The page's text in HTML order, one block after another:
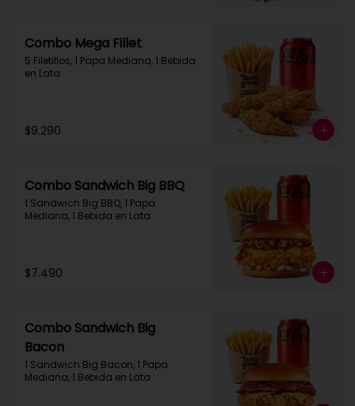
Combo Mega Fillet
5 Filetillos, 1 Papa Mediana, 1 Bebida
en Lata
$9.290
Combo Sandwich Big BBQ
1 Sandwich Big BBQ, 1 Papa
Mediana, 1 Bebida en Lata
$7.490
Combo Sandwich Big
Bacon
1 Sandwich Big Bacon, 1 Papa
Mediana, 1 Bebida en Lata